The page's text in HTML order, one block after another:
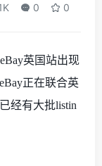
0 0
eBay英国站出现
正在联合英
经有大批listin